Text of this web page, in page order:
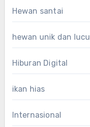
Hewan santai
hewan unik dan lucu
Hiburan Digital
ikan hias
Internasional